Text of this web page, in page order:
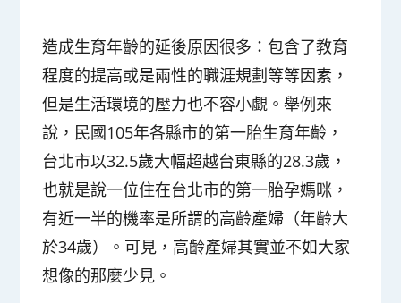
造成生育年齡的延後原因很多：包含了教育
程度的提高或是兩性的職涯規劃等等因素，
但是生活環境的壓力也不容小覷。舉例來
說，民國105年各縣市的第一胎生育年齡，
台北市以32.5歲大幅超越台東縣的28.3歲，
也就是說一位住在台北市的第一胎孕媽咪，
有近一半的機率是所謂的高齡產婦（年齡大
於34歲）。可見，高齡產婦其實並不如大家
想像的那麼少見。